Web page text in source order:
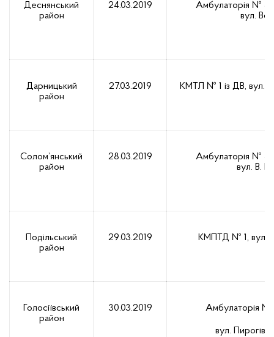
Деснянський
район
24.03.2019
Амбулаторія №
вул.
Дарницький
район
27.03.2019 КМТЛ № 1 із ДВ, вул.
Солом’янський
район
28.03.2019
Амбулаторія №
вул. В.
Подільський
район
29.03.2019 КМПТД № 1, вул.
Голосіївський
район
30.03.2019 Амбулаторія
вул.